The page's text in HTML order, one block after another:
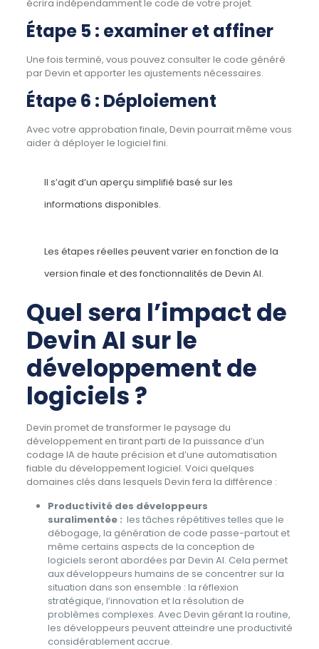
écrira indépendamment le code de votre projet.
Étape 5 : examiner et affiner
Une fois terminé, vous pouvez consulter le code généré
par Devin et apporter les ajustements nécessaires.
Étape 6 : Déploiement
Avec votre approbation finale, Devin pourrait même vous
aider à déployer le logiciel fini.
Il s’agit d’un aperçu simplifié basé sur les
informations disponibles.
Les étapes réelles peuvent varier en fonction de la
version finale et des fonctionnalités de Devin AI.
Quel sera l’impact de
Devin AI sur le
développement de
logiciels ?
Devin promet de transformer le paysage du
développement en tirant parti de la puissance d’un
codage IA de haute précision et d’une automatisation
fiable du développement logiciel. Voici quelques
domaines clés dans lesquels Devin fera la différence :
Productivité des développeurs
suralimentée : les tâches répétitives telles que le
débogage, la génération de code passe-partout et
même certains aspects de la conception de
logiciels seront abordées par Devin AI. Cela permet
aux développeurs humains de se concentrer sur la
situation dans son ensemble : la réflexion
stratégique, l’innovation et la résolution de
problèmes complexes. Avec Devin gérant la routine,
les développeurs peuvent atteindre une productivité
considérablement accrue.